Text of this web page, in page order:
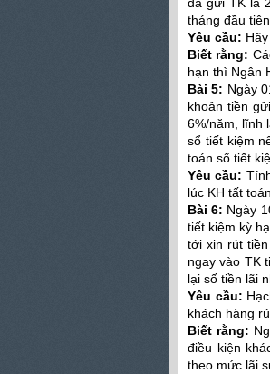
tháng đầu
Yêu cầu:
Biết rằng:
hạn thì Ngân
Bài 5: Ngày
khoản tiền
6%/năm, lĩnh
sổ tiết kiệm
toán sổ tiết
Yêu cầu:
lúc KH tất
Bài 6: Ngày
tiết kiệm kỳ
tới xin rút
ngay vào TK
lại số tiền lãi
Yêu cầu:
khách hàng
Biết rằng:
điều kiện
theo mức lãi